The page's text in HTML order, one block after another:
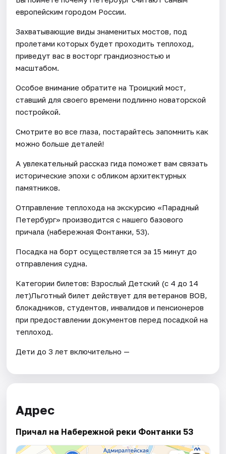
европейским городом России.
Захватывающие виды знаменитых мостов, под
пролетами которых будет проходить теплоход,
приведут вас в восторг грандиозностью и
масштабом.
Особое внимание обратите на Троицкий мост,
ставший для своего времени подлинно новаторской
постройкой.
Смотрите во все глаза, постарайтесь запомнить как
можно больше деталей!
А увлекательный рассказ гида поможет вам связать
исторические эпохи c обликом архитектурных
памятников.
Отправление теплохода на экскурсию «Парадный
Петербург» производится с нашего базового
причала (набережная Фонтанки, 53).
Посадка на борт осуществляется за 15 минут до
отправления судна.
Категории билетов: Взрослый Детский (с 4 до 14
лет)Льготный билет действует для ветеранов ВОВ,
блокадников, студентов, инвалидов и пенсионеров
при предоставлении документов перед посадкой на
теплоход.
Дети до 3 лет включительно —
Адрес
Причал на Набережной реки Фонтанки 53